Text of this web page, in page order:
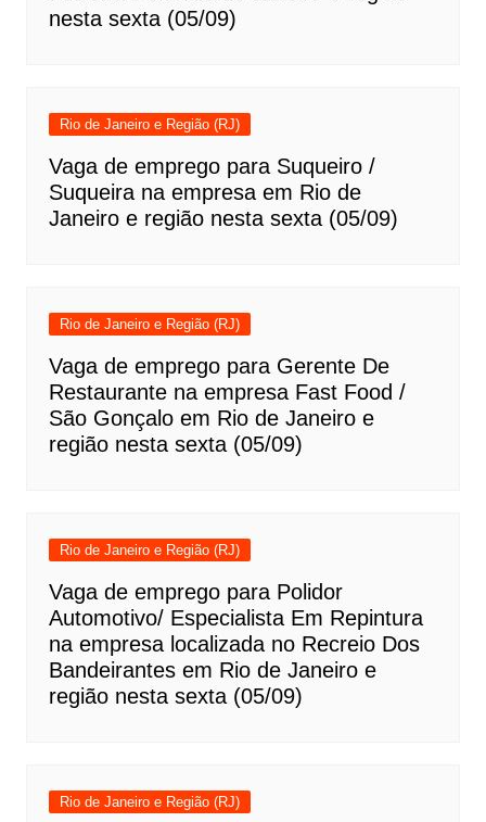
nesta sexta (05/09)
Rio de Janeiro e Região (RJ)
Vaga de emprego para Suqueiro /
Suqueira na empresa em Rio de
Janeiro e região nesta sexta (05/09)
Rio de Janeiro e Região (RJ)
Vaga de emprego para Gerente De
Restaurante na empresa Fast Food /
São Gonçalo em Rio de Janeiro e
região nesta sexta (05/09)
Rio de Janeiro e Região (RJ)
Vaga de emprego para Polidor
Automotivo/ Especialista Em Repintura
na empresa localizada no Recreio Dos
Bandeirantes em Rio de Janeiro e
região nesta sexta (05/09)
Rio de Janeiro e Região (RJ)